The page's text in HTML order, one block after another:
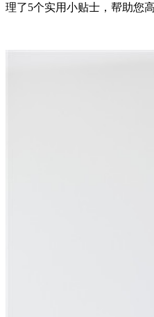
理了5个实用小贴士，帮助您